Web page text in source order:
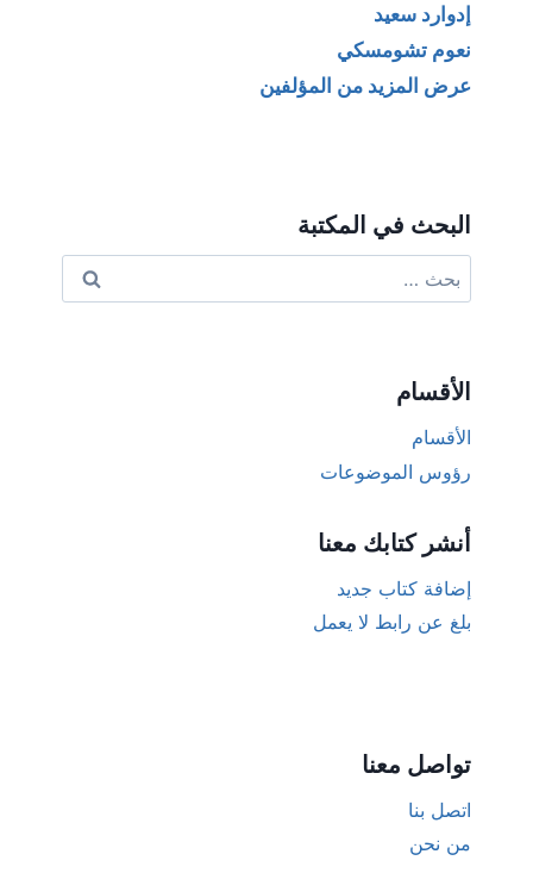
إدوارد سعيد
نعوم تشومسكي
عرض المزيد من المؤلفين
البحث في المكتبة
عن:
الأقسام
الأقسام
رؤوس الموضوعات
أنشر كتابك معنا
إضافة كتاب جديد
بلغ عن رابط لا يعمل
تواصل معنا
اتصل بنا
من نحن